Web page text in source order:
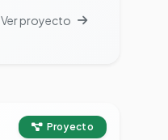
Ver proyecto
Proyecto